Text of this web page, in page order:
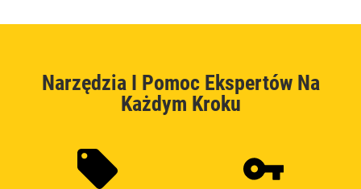
Narzędzia I Pomoc Ekspertów Na
Każdym Kroku